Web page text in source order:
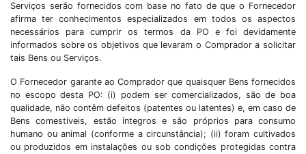
Serviços serão fornecidos com base no fato de que o Fornecedor
afirma ter conhecimentos especializados em todos os aspectos
necessários para cumprir os termos da PO e foi devidamente
informados sobre os objetivos que levaram o Comprador a solicitar
tais Bens ou Serviços.
O Fornecedor garante ao Comprador que quaisquer Bens fornecidos
no escopo desta PO: (i) podem ser comercializados, são de boa
qualidade, não contêm defeitos (patentes ou latentes) e, em caso de
Bens comestíveis, estão íntegros e são próprios para consumo
humano ou animal (conforme a circunstância); (ii) foram cultivados
ou produzidos em instalações ou sob condições protegidas contra